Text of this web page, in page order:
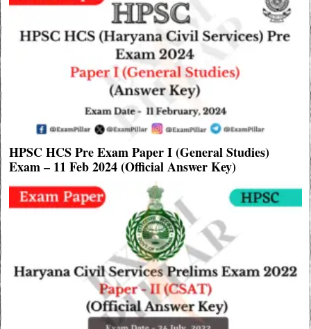
HPSC HCS Pre Exam Paper I (General Studies)
Exam – 11 Feb 2024 (Official Answer Key)